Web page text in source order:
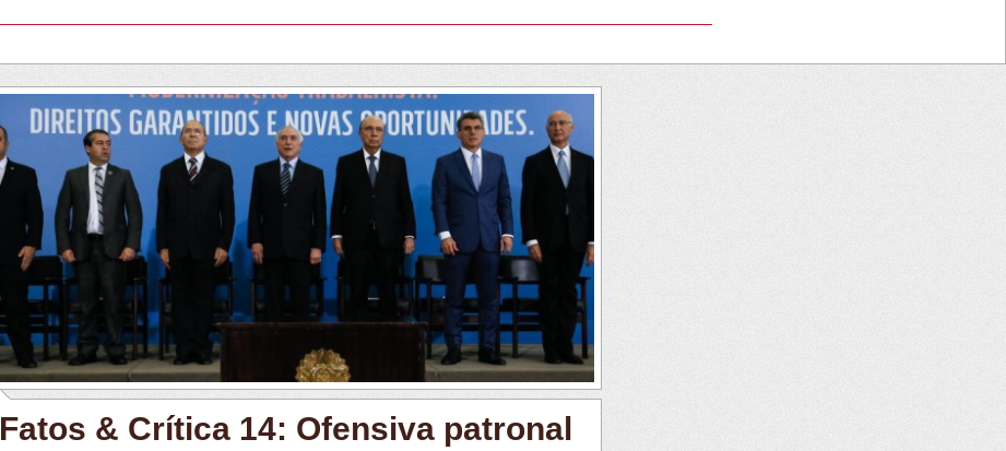
Fatos & Crítica 14: Ofensiva patronal